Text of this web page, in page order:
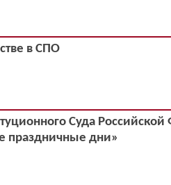
в СПО
Суда
праздничные дни»